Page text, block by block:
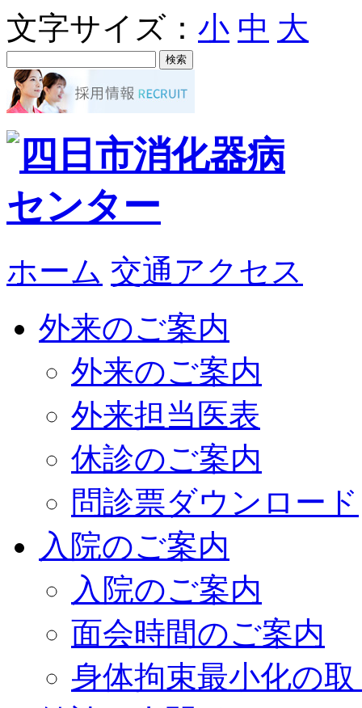
文字サイズ： 小 中 大
ホーム 交通アクセス
外来のご案内
外来のご案内
外来担当医表
休診のご案内
問診票ダウンロード
入院のご案内
入院のご案内
面会時間のご案内
身体拘束最小化の